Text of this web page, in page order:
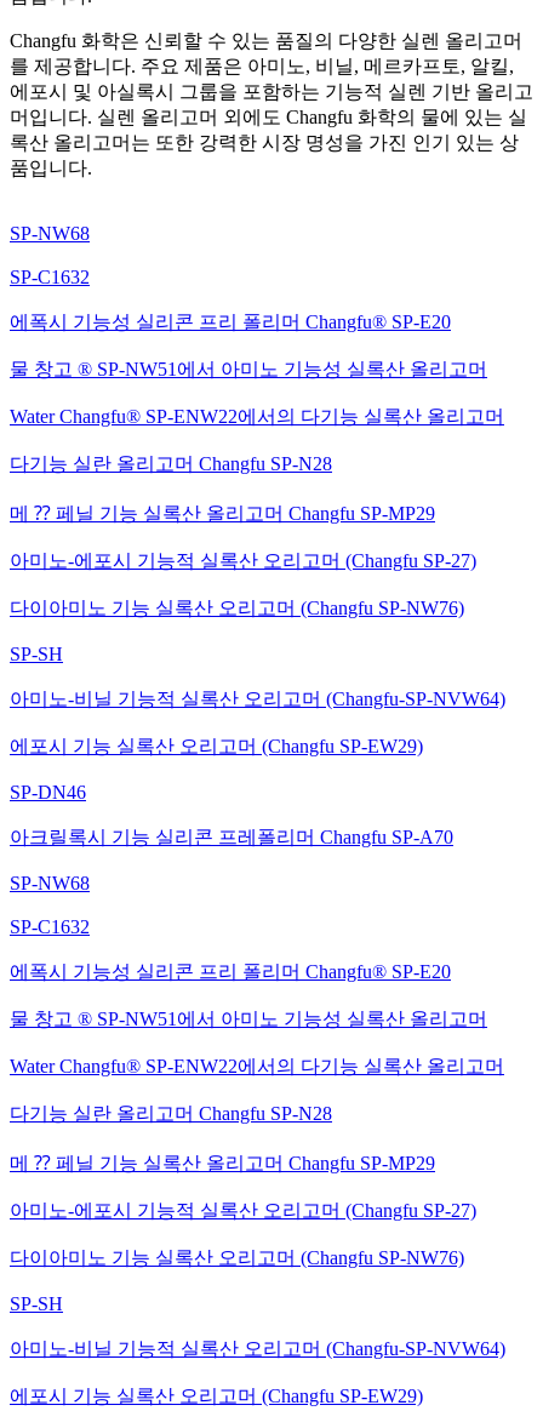
Changfu 화학은 신뢰할 수 있는 품질의 다양한 실렌 올리고머
를 제공합니다. 주요 제품은 아미노, 비닐, 메르카프토, 알킬,
에포시 및 아실록시 그룹을 포함하는 기능적 실렌 기반 올리고
머입니다. 실렌 올리고머 외에도 Changfu 화학의 물에 있는 실
록산 올리고머는 또한 강력한 시장 명성을 가진 인기 있는 상
품입니다.
SP-NW68
SP-C1632
에폭시 기능성 실리콘 프리 폴리머 Changfu® SP-E20
물 창고 ® SP-NW51에서 아미노 기능성 실록산 올리고머
Water Changfu® SP-ENW22에서의 다기능 실록산 올리고머
다기능 실란 올리고머 Changfu SP-N28
메 ⁇ 페닐 기능 실록산 올리고머 Changfu SP-MP29
아미노-에포시 기능적 실록산 오리고머 (Changfu SP-27)
다이아미노 기능 실록산 오리고머 (Changfu SP-NW76)
SP-SH
아미노-비닐 기능적 실록산 오리고머 (Changfu-SP-NVW64)
에포시 기능 실록산 오리고머 (Changfu SP-EW29)
SP-DN46
아크릴록시 기능 실리콘 프레폴리머 Changfu SP-A70
SP-NW68
SP-C1632
에폭시 기능성 실리콘 프리 폴리머 Changfu® SP-E20
물 창고 ® SP-NW51에서 아미노 기능성 실록산 올리고머
Water Changfu® SP-ENW22에서의 다기능 실록산 올리고머
다기능 실란 올리고머 Changfu SP-N28
메 ⁇ 페닐 기능 실록산 올리고머 Changfu SP-MP29
아미노-에포시 기능적 실록산 오리고머 (Changfu SP-27)
다이아미노 기능 실록산 오리고머 (Changfu SP-NW76)
SP-SH
아미노-비닐 기능적 실록산 오리고머 (Changfu-SP-NVW64)
에포시 기능 실록산 오리고머 (Changfu SP-EW29)